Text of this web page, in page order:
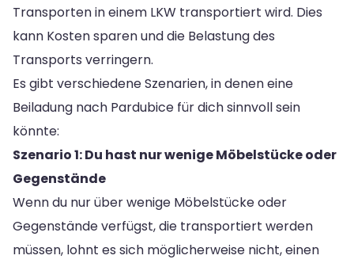
Transporten in einem LKW transportiert wird. Dies
kann Kosten sparen und die Belastung des
Transports verringern.
Es gibt verschiedene Szenarien, in denen eine
Beiladung nach Pardubice für dich sinnvoll sein
könnte:
Szenario 1: Du hast nur wenige Möbelstücke oder
Gegenstände
Wenn du nur über wenige Möbelstücke oder
Gegenstände verfügst, die transportiert werden
müssen, lohnt es sich möglicherweise nicht, einen